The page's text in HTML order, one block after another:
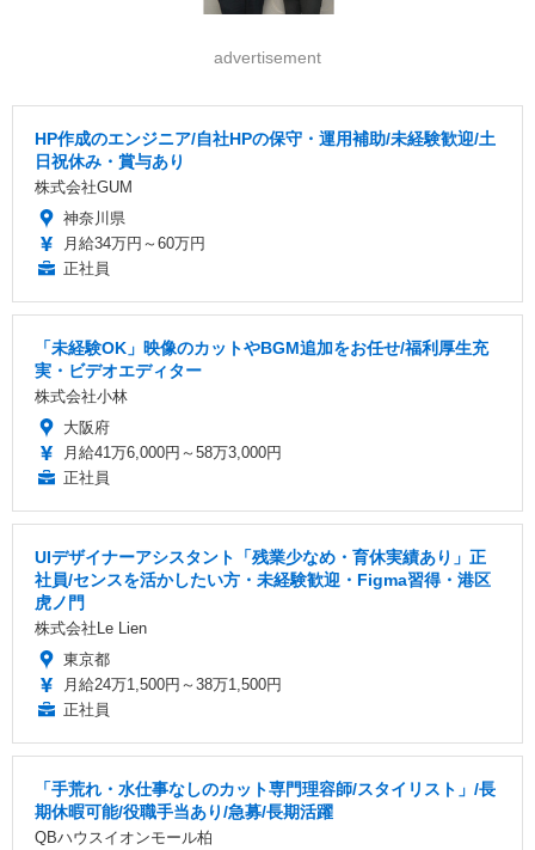
advertisement
HP作成のエンジニア/自社HPの保守・運用補助/未経験歓迎/土
日祝休み・賞与あり
株式会社GUM
神奈川県
月給34万円～60万円
正社員
「未経験OK」映像のカットやBGM追加をお任せ/福利厚生充
実・ビデオエディター
株式会社小林
大阪府
月給41万6,000円～58万3,000円
正社員
UIデザイナーアシスタント「残業少なめ・育休実績あり」正
社員/センスを活かしたい方・未経験歓迎・Figma習得・港区
虎ノ門
株式会社Le Lien
東京都
月給24万1,500円～38万1,500円
正社員
「手荒れ・水仕事なしのカット専門理容師/スタイリスト」/長
期休暇可能/役職手当あり/急募/長期活躍
QBハウスイオンモール柏